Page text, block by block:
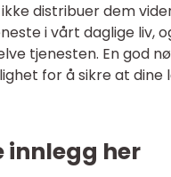
distribuer dem
i vårt daglige liv,
tjenesten. En god
for å sikre at dine
innlegg her